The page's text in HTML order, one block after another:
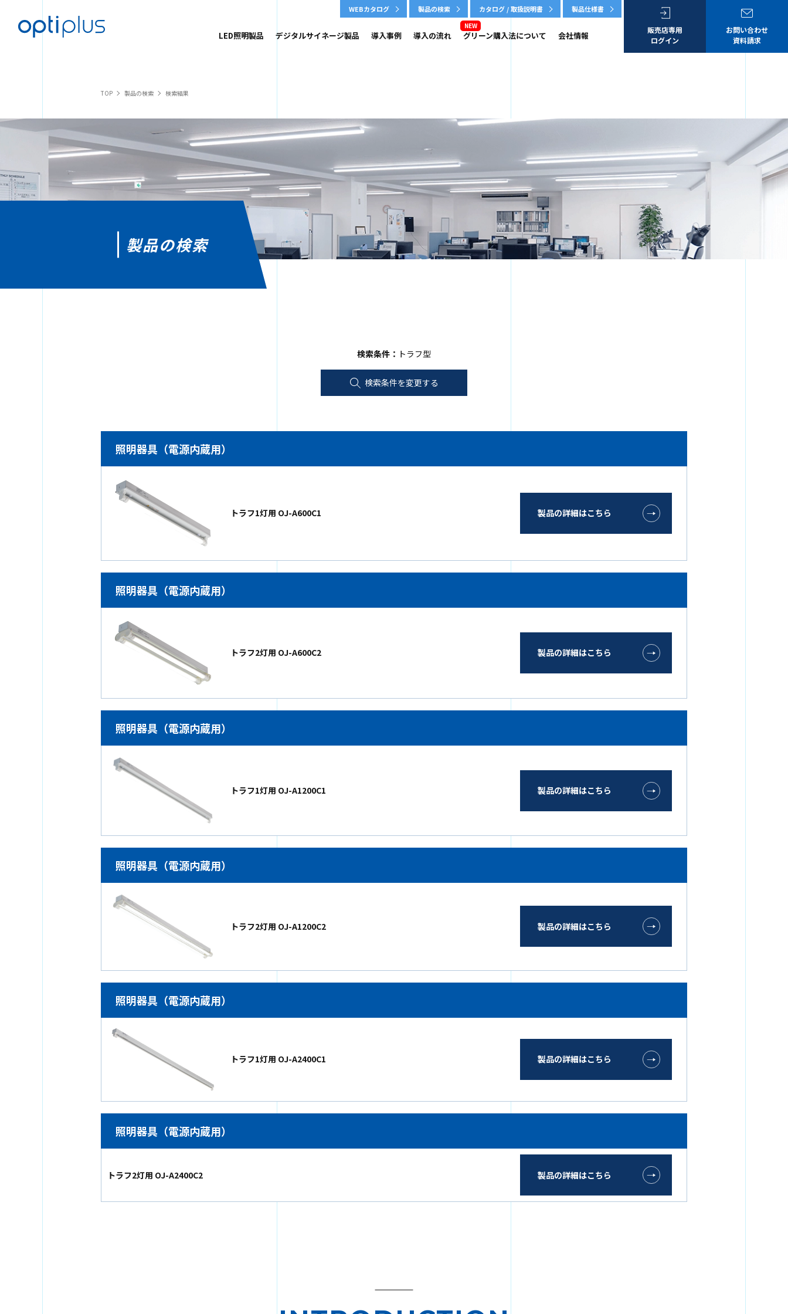
WEBカタログ 製品の検索 カタログ / 取扱説明書 製品仕様書
LED照明製品 デジタルサイネージ製品 導入事例 導入の流れ グリーン購入法について 会社情報
販売店専用
ログイン
お問い合わせ
資料請求
TOP 製品の検索 検索結果
製品の検索
検索条件： トラフ型
検索条件を変更する
照明器具（電源内蔵用）
トラフ1灯用 OJ-A600C1 製品の詳細はこちら
照明器具（電源内蔵用）
トラフ2灯用 OJ-A600C2 製品の詳細はこちら
照明器具（電源内蔵用）
トラフ1灯用 OJ-A1200C1 製品の詳細はこちら
照明器具（電源内蔵用）
トラフ2灯用 OJ-A1200C2 製品の詳細はこちら
照明器具（電源内蔵用）
トラフ1灯用 OJ-A2400C1 製品の詳細はこちら
照明器具（電源内蔵用）
トラフ2灯用 OJ-A2400C2 製品の詳細はこちら